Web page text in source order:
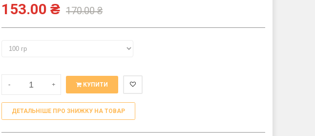
153.00 ₴ 170.00₴
- + КУПИТИ
ДЕТАЛЬНІШЕ ПРО ЗНИЖКУ НА ТОВАР